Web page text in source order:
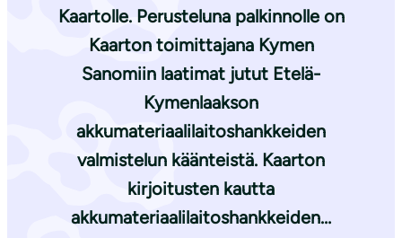
Kaartolle. Perusteluna palkinnolle on
Kaarton toimittajana Kymen
Sanomiin laatimat jutut Etelä-
Kymenlaakson
akkumateriaalilaitoshankkeiden
valmistelun käänteistä. Kaarton
kirjoitusten kautta
akkumateriaalilaitoshankkeiden…